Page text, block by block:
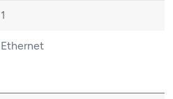
1
Ethernet